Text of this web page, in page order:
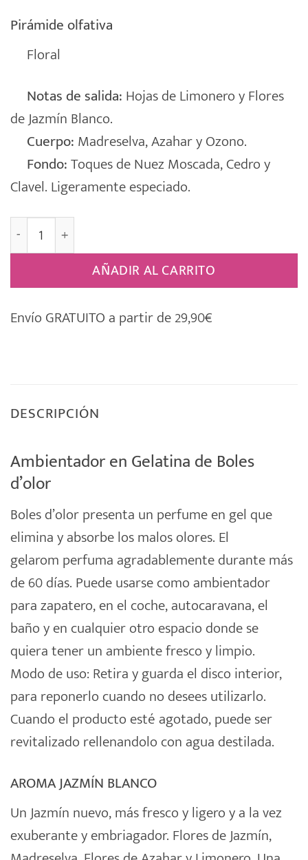
Pirámide olfativa
Floral
Notas de salida: Hojas de Limonero y Flores
de Jazmín Blanco.
Cuerpo: Madreselva, Azahar y Ozono.
Fondo:Toques de Nuez Moscada, Cedro y
Clavel. Ligeramente especiado.
Ambientador Zapatero, Armario Gelarom [JAZMÍN
AÑADIR AL CARRITO
Envío GRATUITO a partir de 29,90€
DESCRIPCIÓN
Ambientador en Gelatina de Boles
d’olor
Boles d’olorpresenta un perfumeen gel que
elimina y absorbe los malos olores. El
gelarom perfuma agradablemente durante más
de 60 días. Puede usarse como ambientador
para zapatero, en el coche, autocaravana, el
baño y en cualquier otro espacio donde se
quiera tener un ambiente fresco y limpio.
Modo de uso: Retira y guarda el disco interior,
para reponerlo cuando no desees utilizarlo.
Cuando el producto esté agotado, puede ser
revitalizado rellenandolo con agua destilada.
AROMA JAZMÍN BLANCO
Un Jazmín nuevo, más fresco y ligero y a la vez
exuberante y embriagador. Flores de Jazmín,